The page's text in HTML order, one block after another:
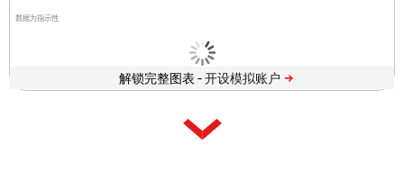
数据为指示性
解锁完整图表 -